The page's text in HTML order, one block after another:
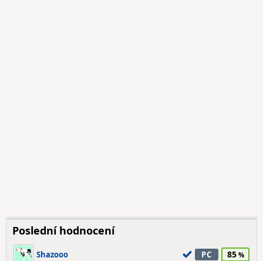
Poslední hodnocení
Shazooo PC 85